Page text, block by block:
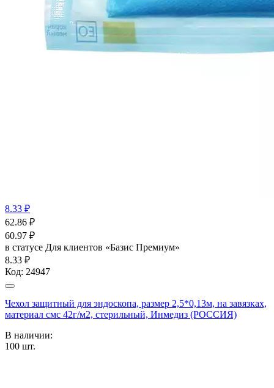
8.33 ₽
62.86 ₽
60.97 ₽
в статусе Для клиентов «Базис Премиум»
8.33 ₽
Код: 24947
Чехол защитный для эндоскопа, размер 2,5*0,13м, на завязках,
материал смс 42г/м2, стерильный, Инмедиз (РОССИЯ)
В наличии:
100 шт.